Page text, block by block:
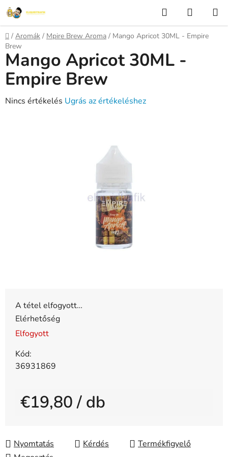
Ugrás
fő
tartalomhoz
KeresésKOSÁR
Kezdőlap
/ Aromák / Mpire Brew Aroma / Mango Apricot 30ML - Empire
Brew
A tétel elfogyott…
Elérhetőség
Elfogyott
Kód:
36931869
€19,80/ db
Nyomtatás
Kérdés
Mango Apricot 30ML -
Empire Brew
A
Nincs értékelés Ugrás az értékeléshez